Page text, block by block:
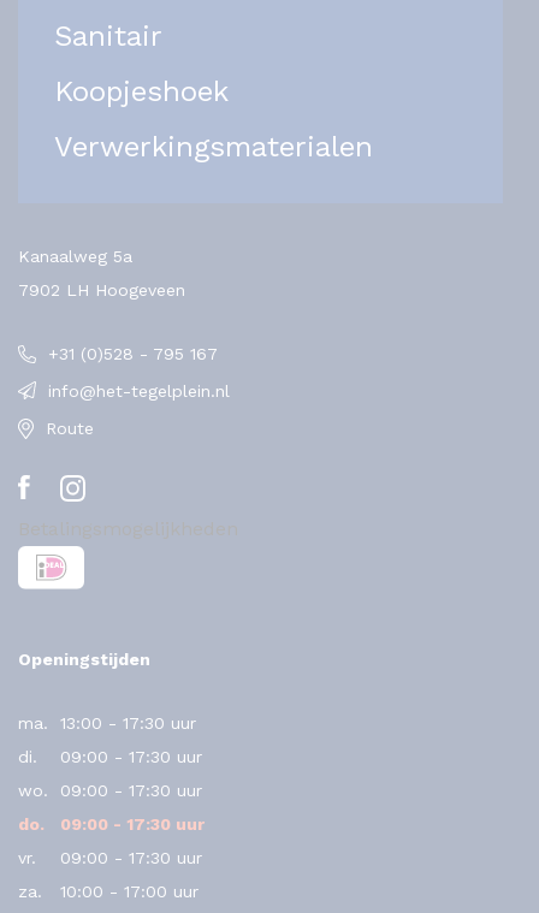
Sanitair
Koopjeshoek
Verwerkingsmaterialen
Kanaalweg 5a
7902 LH Hoogeveen
+31 (0)528 - 795 167
info@het-tegelplein.nl
Route
Openingstijden
ma.
13:00 - 17:30 uur
di.
09:00 - 17:30 uur
wo.
09:00 - 17:30 uur
do.
09:00 - 17:30 uur
vr.
09:00 - 17:30 uur
za.
10:00 - 17:00 uur